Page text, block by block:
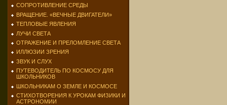
СОПРОТИВЛЕНИЕ СРЕДЫ
ВРАЩЕНИЕ. «ВЕЧНЫЕ ДВИГАТЕЛИ»
ТЕПЛОВЫЕ ЯВЛЕНИЯ
ЛУЧИ СВЕТА
ОТРАЖЕНИЕ И ПРЕЛОМЛЕНИЕ СВЕТА
ИЛЛЮЗИИ ЗРЕНИЯ
ЗВУК И СЛУХ
ПУТЕВОДИТЕЛЬ ПО КОСМОСУ ДЛЯ
ШКОЛЬНИКОВ
ШКОЛЬНИКАМ О ЗЕМЛЕ И КОСМОСЕ
СТИХОТВОРЕНИЯ К УРОКАМ ФИЗИКИ И
АСТРОНОМИИ